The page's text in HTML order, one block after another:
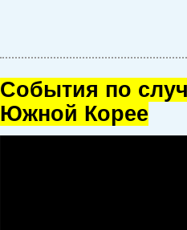
Cобытия по
Южной Корее